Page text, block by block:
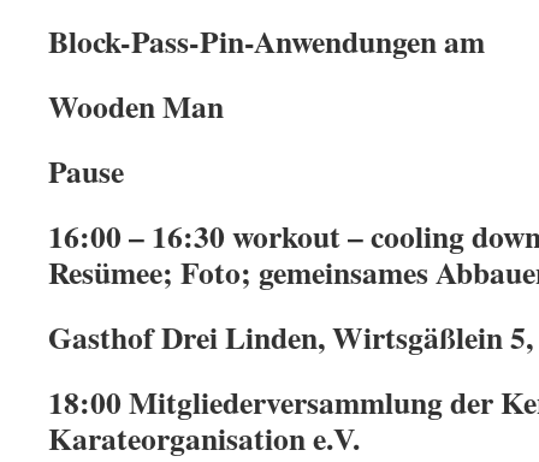
Block-Pass-Pin-Anwendungen am
Wooden Man
Pause
16:00 – 16:30 workout – cooling
Resümee; Foto; gemeinsames
Gasthof Drei Linden, Wirtsgäßlein
18:00 Mitgliederversammlung der
Karateorganisation e.V.